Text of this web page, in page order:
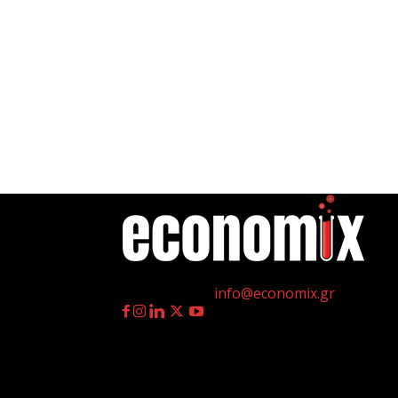
info@economix.gr